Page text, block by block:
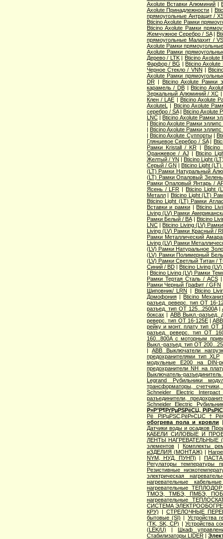
Axolute Вставки Алюминий |
Axolute Принадлежности |
прямоугольные Антрацит /
Bticino Axolute Рамки
Bticino Axolute Рамки
Жемчужное Серебро / SA|
прямоугольные Малахит /
Axolute Рамки
Axolute Рамки
Дерево / LTK|Bticino Axolute
Фарфор / BG |Bticino
Черное Стекло / VNN |
Axolute Рамки
DR| Bticino Axolute Рамки
карамель / DB|Bticino
Зеркальный Алюминий / XC
Клен / LAE | Bticino Axolute
AxoluteL
| Bticino Axolute
серебро / SA|Bticino Axolute
LNC|Bticino Axolute Рамки
| Bticino Axolute Рамки
| Bticino Axolute Рамки
|Bticino Axolute Суппорты|
Глянцевое Серебро / SA|
Рамки Kristall / KR|
Оранжевое / AJ |Bticino
Желтый / YN | Bticino Light
Серый / GN |Bticino Light
(LT) Рамки Натуральный
(LT) Рамки Опаловый
Рамки Опаловый Янтарь /
Ясень / LFR |Bticino Light
Металл| Bticino Light (LT)
Bticino Light (LT) Рамки
Вставки и рамки |Bticino
Living (LV) Рамки
Рамки Белый / BA| Bticino
LNC|Bticino Living (LV)
Living (LV) Рамки Красный /
Рамки Металлический
Living (LV) Рамки
(LV) Рамки Натуральное
(LV) Рамки Полимерный
(LV) Рамки Светлый Титан /
Синий / BD|Bticino Living
| Bticino Living (LV) Рамки
Рамки Тертая Сталь / ACS
Рамки Черный Графит / GFN
Шиповник/ LRN
| Bticino
Домофония|Bticino
разъед. реверс. тип OT 16-
разъед. тип OT 125...2500A|
боксах | ABB Выкл.-разъед.
реверс. тип OT 16-125E|
рейку и монт. плату тип OT
разъед. реверс. тип OT
160...800A с моторным
Выкл.-разъед. тип OT
| ABB Выключатели
предохранителями тип XLP
модульные E200 на DIN-
предохранители NH на
Выключатель-
Legrand Рубильники
трансформаторы,
Schneider Electric
разъединители,
Schneider Electric
Р»Р°Р¶РґРµРЅРёСЏ,
Рё
обогрева пола и кровли
Датчики воды и осадков
КАБЕЛИ СИЛОВЫЕ И
ЛЕНТЫ НАГРЕВАТЕЛЬНЫЕ
элементов|Комплекты
иЗДЕЛИЯ (МОНТАЖ) |
NYM, НУД, ПУНП)
| ПАСТА
Регулаторы температуры
Резистивные
электрическая
нагревательные
нагревательные
ТМОЭ, ТМБЭ, ПМБЭ,
нагревательные
СИСТЕМА
КРУ) | СТРЕЛОЧНЫЕ
бытовые (SI) | Устройства
(TK, SK, СР) | Устройства
(LEK/U) |Шкаф
Стабилизаторы LIDER|